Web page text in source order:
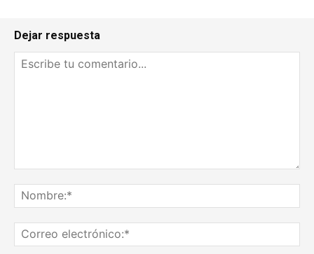
Dejar respuesta
tu
comentario...